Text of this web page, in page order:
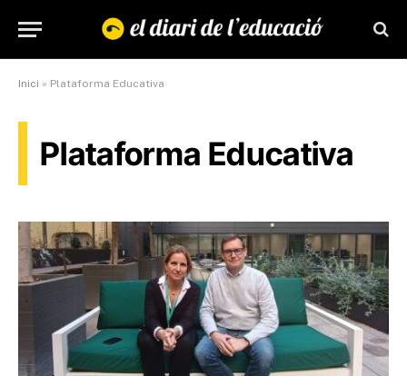
Inici » Plataforma Educativa
Plataforma Educativa